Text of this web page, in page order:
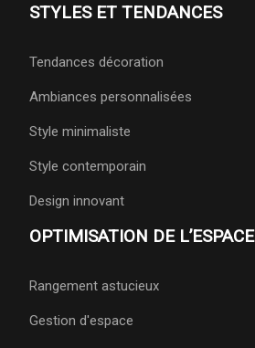
STYLES ET TENDANCES
Tendances décoration
Ambiances personnalisées
Style minimaliste
Style contemporain
Design innovant
OPTIMISATION DE L’ESPACE
Rangement astucieux
Gestion d'espace